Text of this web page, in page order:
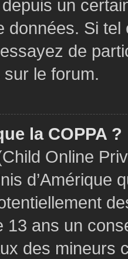
un
données. Si
de
le forum.
la COPPA ?
Online
d’Amérique
13 ans un
des mineurs